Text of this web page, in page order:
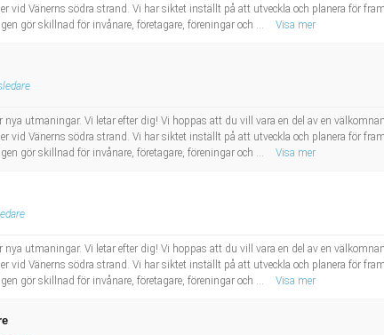
vid Vänerns södra strand. Vi har siktet inställt på att utveckla och planera för
gör skillnad för invånare, företagare, föreningar och ...
Visa mer
utmaningar. Vi letar efter dig! Vi hoppas att du vill vara en del av en
vid Vänerns södra strand. Vi har siktet inställt på att utveckla och planera för
gör skillnad för invånare, företagare, föreningar och ...
Visa mer
utmaningar. Vi letar efter dig! Vi hoppas att du vill vara en del av en
vid Vänerns södra strand. Vi har siktet inställt på att utveckla och planera för
gör skillnad för invånare, företagare, föreningar och ...
Visa mer